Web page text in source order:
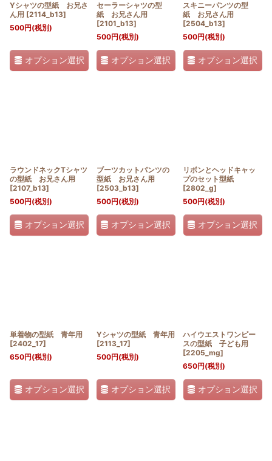
Yシャツの型紙 お兄さ
ん用 [2114_b13]
500円(税別)
オプション選択
セーラーシャツの型
紙 お兄さん用
[2101_b13]
500円(税別)
オプション選択
スキニーパンツの型
紙 お兄さん用
[2504_b13]
500円(税別)
オプション選択
ラウンドネックTシャツ
の型紙 お兄さん用
[2107_b13]
500円(税別)
オプション選択
ブーツカットパンツの
型紙 お兄さん用
[2503_b13]
500円(税別)
オプション選択
リボンとヘッドキャッ
プのセット型紙
[2802_g]
500円(税別)
オプション選択
単着物の型紙 青年用
[2402_17]
650円(税別)
オプション選択
Yシャツの型紙 青年用
[2113_17]
500円(税別)
オプション選択
ハイウエストワンピー
スの型紙 子ども用
[2205_mg]
650円(税別)
オプション選択